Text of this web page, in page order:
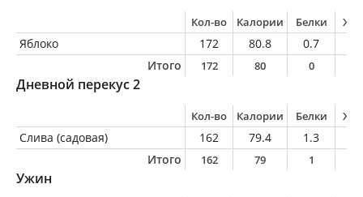
Кол-во Калории Белки
Яблоко 172 80.8 0.7
Итого
172 80 0
Дневной перекус 2
Кол-во Калории Белки
Слива (садовая) 162 79.4 1.3
Итого
162 79 1
Ужин